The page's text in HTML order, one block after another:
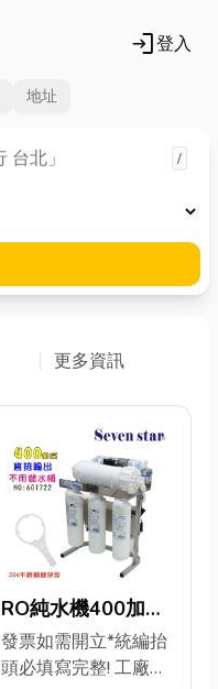
login登入
地址
/
更多資訊
RO純水機400加直
接輸出304不銹鋼
架(不用儲水
發票如需開立*統編抬
頭必填寫完整! 工廠直